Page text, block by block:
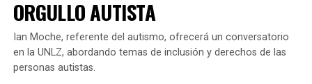
ORGULLO AUTISTA
Ian Moche, referente del autismo, ofrecerá un conversatorio
en la UNLZ, abordando temas de inclusión y derechos de las
personas autistas.